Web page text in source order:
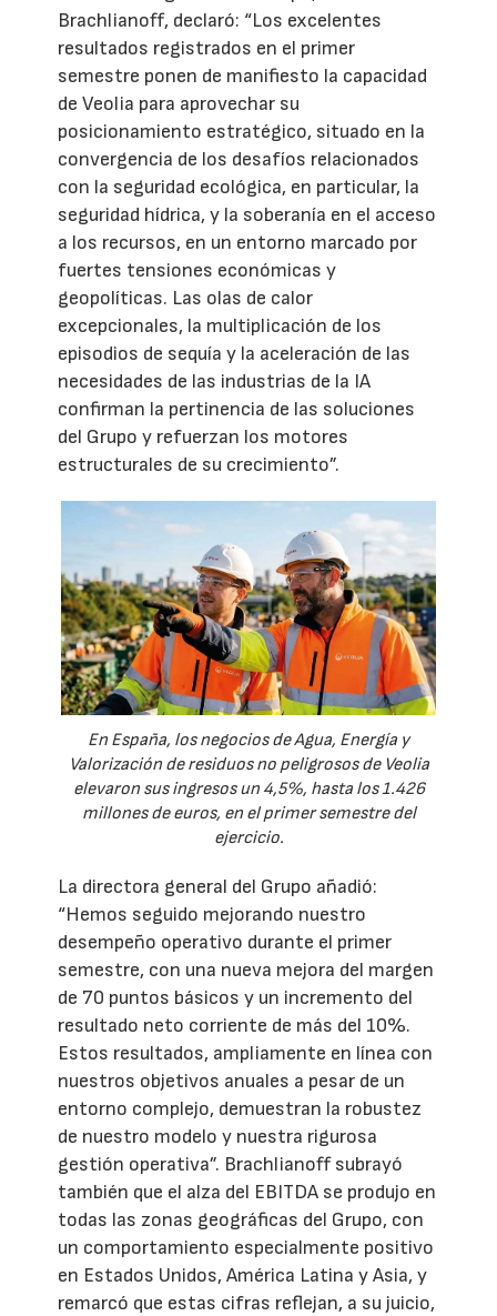
Brachlianoff, declaró: “Los excelentes
resultados registrados en el primer
semestre ponen de manifiesto la capacidad
de Veolia para aprovechar su
posicionamiento estratégico, situado en la
convergencia de los desafíos relacionados
con la seguridad ecológica, en particular, la
seguridad hídrica, y la soberanía en el acceso
a los recursos, en un entorno marcado por
fuertes tensiones económicas y
geopolíticas. Las olas de calor
excepcionales, la multiplicación de los
episodios de sequía y la aceleración de las
necesidades de las industrias de la IA
confirman la pertinencia de las soluciones
del Grupo y refuerzan los motores
estructurales de su crecimiento”.
En España, los negocios de Agua, Energía y
Valorización de residuos no peligrosos de Veolia
elevaron sus ingresos un 4,5%, hasta los 1.426
millones de euros, en el primer semestre del
ejercicio.
La directora general del Grupo añadió:
“Hemos seguido mejorando nuestro
desempeño operativo durante el primer
semestre, con una nueva mejora del margen
de 70 puntos básicos y un incremento del
resultado neto corriente de más del 10%.
Estos resultados, ampliamente en línea con
nuestros objetivos anuales a pesar de un
entorno complejo, demuestran la robustez
de nuestro modelo y nuestra rigurosa
gestión operativa”. Brachlianoff subrayó
también que el alza del EBITDA se produjo en
todas las zonas geográficas del Grupo, con
un comportamiento especialmente positivo
en Estados Unidos, América Latina y Asia, y
remarcó que estas cifras reflejan, a su juicio,